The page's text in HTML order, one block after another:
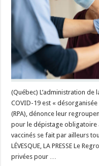
(Québec) L’administration de
COVID-19 est «
(RPA), dénonce leur
pour le dépistage obligatoire
vaccinés se fait par ailleurs
LÉVESQUE, LA PRESSE Le
privées pour …